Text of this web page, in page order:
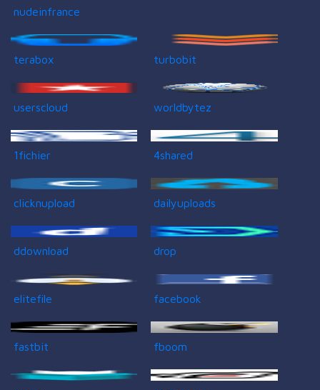
nudeinfrance
terabox turbobit
userscloud worldbytez
1fichier 4shared
clicknupload dailyuploads
ddownload drop
elitefile facebook
fastbit fboom